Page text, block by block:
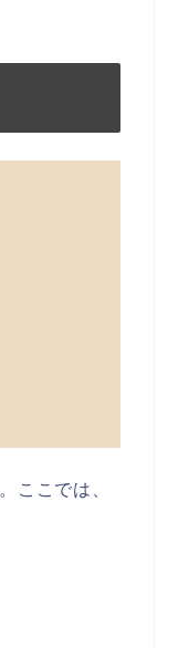
ここでは、